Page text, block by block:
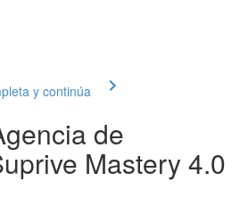
y continúa
de
Mastery 4.0